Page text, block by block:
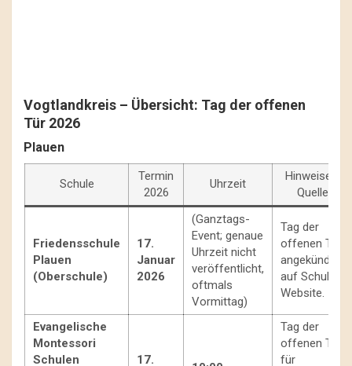
Vogtlandkreis – Übersicht: Tag der offenen
Tür 2026
Plauen
Schule
Termin
2026
Uhrzeit
Hinweise /
Quelle
Friedensschule
Plauen
(Oberschule)
17.
Januar
2026
(Ganztags-
Event; genaue
Uhrzeit nicht
veröffentlicht,
oftmals
Vormittag)
Tag der
offenen Tür
angekündigt
auf Schul-
Website.
Evangelische
Montessori
Schulen
17.
Tag der
offenen Tür
für